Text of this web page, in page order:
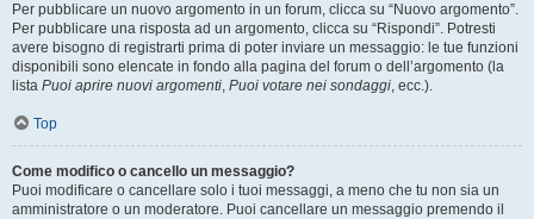
Per pubblicare un nuovo argomento in un forum, clicca su “Nuovo argomento”.
Per pubblicare una risposta ad un argomento, clicca su “Rispondi”. Potresti
avere bisogno di registrarti prima di poter inviare un messaggio: le tue funzioni
disponibili sono elencate in fondo alla pagina del forum o dell’argomento (la
lista Puoi aprire nuovi argomenti, Puoi votare nei sondaggi, ecc.).
Top
Come modifico o cancello un messaggio?
Puoi modificare o cancellare solo i tuoi messaggi, a meno che tu non sia un
amministratore o un moderatore. Puoi cancellare un messaggio premendo il